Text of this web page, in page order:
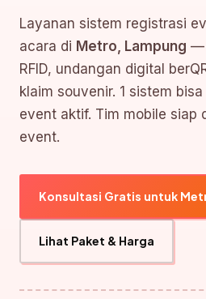
Layanan sistem registrasi
acara di Metro, Lampung —
RFID, undangan digital
klaim souvenir. 1 sistem
event aktif. Tim mobile siap
event.
Konsultasi Gratis untuk
Lihat Paket & Harga